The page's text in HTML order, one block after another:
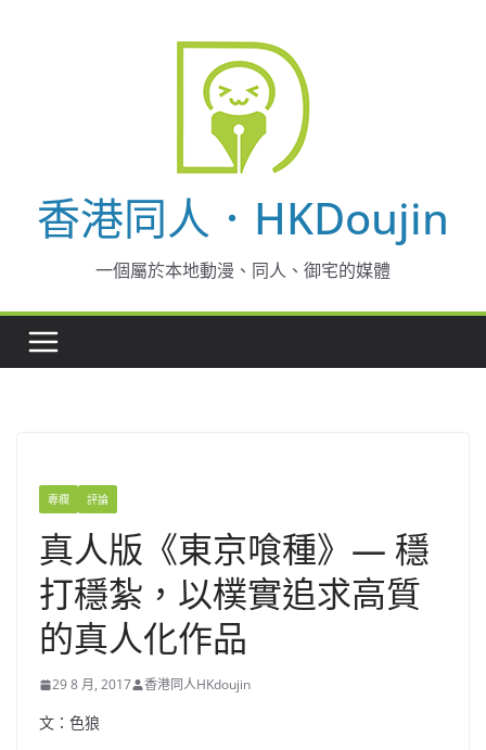
香港同人．HKDoujin
一個屬於本地動漫、同人、御宅的媒體
專欄 評論
真人版《東京喰種》— 穩
打穩紮，以樸實追求高質
的真人化作品
29 8 月, 2017 香港同人HKdoujin
文：色狼